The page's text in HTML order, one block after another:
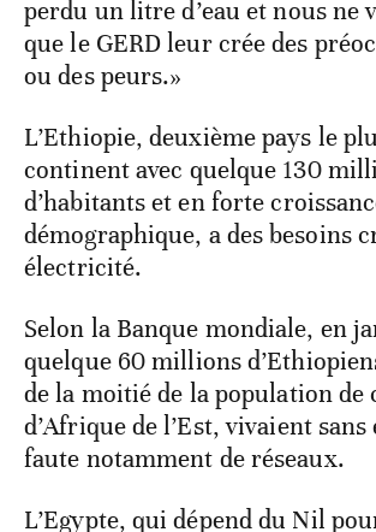
perdu un litre d’eau et nous ne
que le GERD leur crée des
ou des peurs.»
L’Ethiopie, deuxième pays le
continent avec quelque 130
d’habitants et en forte
démographique, a des besoins
électricité.
Selon la Banque mondiale, en
quelque 60 millions
de la moitié de la population de
d’Afrique de l’Est, vivaient
faute notamment de réseaux.
L’Egypte, qui dépend du Nil